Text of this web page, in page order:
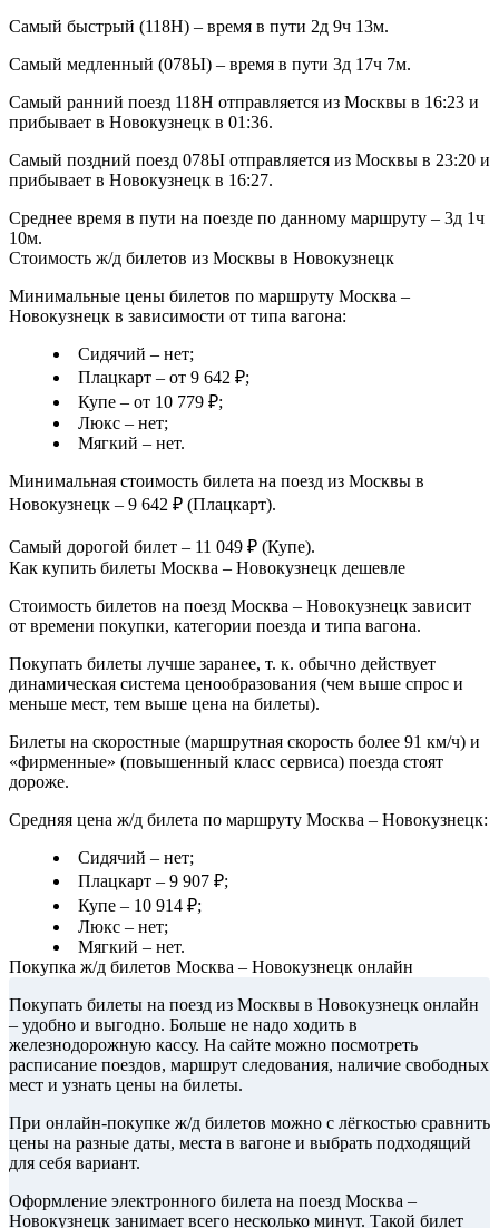
Самый быстрый (118Н) – время в пути 2д 9ч 13м.
Самый медленный (078Ы) – время в пути 3д 17ч 7м.
Самый ранний поезд 118Н отправляется из Москвы в 16:23 и
прибывает в Новокузнецк в 01:36.
Самый поздний поезд 078Ы отправляется из Москвы в 23:20 и
прибывает в Новокузнецк в 16:27.
Среднее время в пути на поезде по данному маршруту – 3д 1ч
10м.
Стоимость ж/д билетов из Москвы в Новокузнецк
Минимальные цены билетов по маршруту Москва –
Новокузнецк в зависимости от типа вагона:
Сидячий – нет;
Плацкарт – от 9 642 ₽;
Купе – от 10 779 ₽;
Люкс – нет;
Мягкий – нет.
Минимальная стоимость билета на поезд из Москвы в
Новокузнецк – 9 642 ₽ (Плацкарт).
Самый дорогой билет – 11 049 ₽ (Купе).
Как купить билеты Москва – Новокузнецк дешевле
Стоимость билетов на поезд Москва – Новокузнецк зависит
от времени покупки, категории поезда и типа вагона.
Покупать билеты лучше заранее, т. к. обычно действует
динамическая система ценообразования (чем выше спрос и
меньше мест, тем выше цена на билеты).
Билеты на скоростные (маршрутная скорость более 91 км/ч) и
«фирменные» (повышенный класс сервиса) поезда стоят
дороже.
Средняя цена ж/д билета по маршруту Москва – Новокузнецк:
Сидячий – нет;
Плацкарт – 9 907 ₽;
Купе – 10 914 ₽;
Люкс – нет;
Мягкий – нет.
Покупка ж/д билетов Москва – Новокузнецк онлайн
Покупать билеты на поезд из Москвы в Новокузнецк онлайн
– удобно и выгодно. Больше не надо ходить в
железнодорожную кассу. На сайте можно посмотреть
расписание поездов, маршрут следования, наличие свободных
мест и узнать цены на билеты.
При онлайн-покупке ж/д билетов можно с лёгкостью сравнить
цены на разные даты, места в вагоне и выбрать подходящий
для себя вариант.
Оформление электронного билета на поезд Москва –
Новокузнецк занимает всего несколько минут. Такой билет